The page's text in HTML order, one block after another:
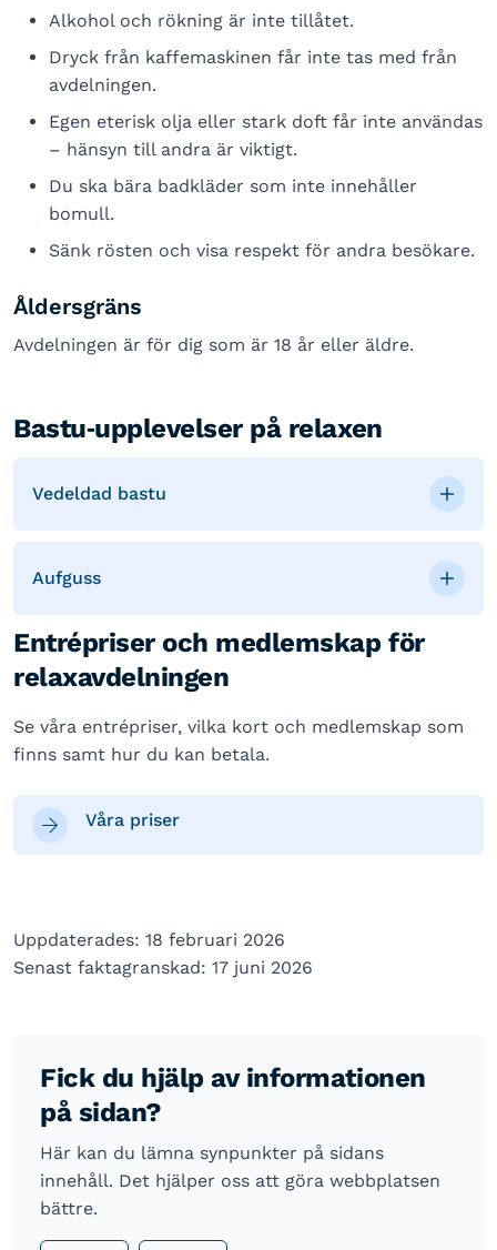
Alkohol och rökning är inte tillåtet.
Dryck från kaffemaskinen får inte tas med från
avdelningen.
Egen eterisk olja eller stark doft får inte användas
– hänsyn till andra är viktigt.
Du ska bära badkläder som inte innehåller
bomull.
Sänk rösten och visa respekt för andra besökare.
Åldersgräns
Avdelningen är för dig som är 18 år eller äldre.
Bastu‑upplevelser på relaxen
Vedeldad bastu
Aufguss
Entrépriser och medlemskap för
relaxavdelningen
Se våra entrépriser, vilka kort och medlemskap som
finns samt hur du kan betala.
Våra priser
Uppdaterades: 18 februari 2026
Senast faktagranskad: 17 juni 2026
Fick du hjälp av informationen
på sidan?
Här kan du lämna synpunkter på sidans
innehåll. Det hjälper oss att göra webbplatsen
bättre.